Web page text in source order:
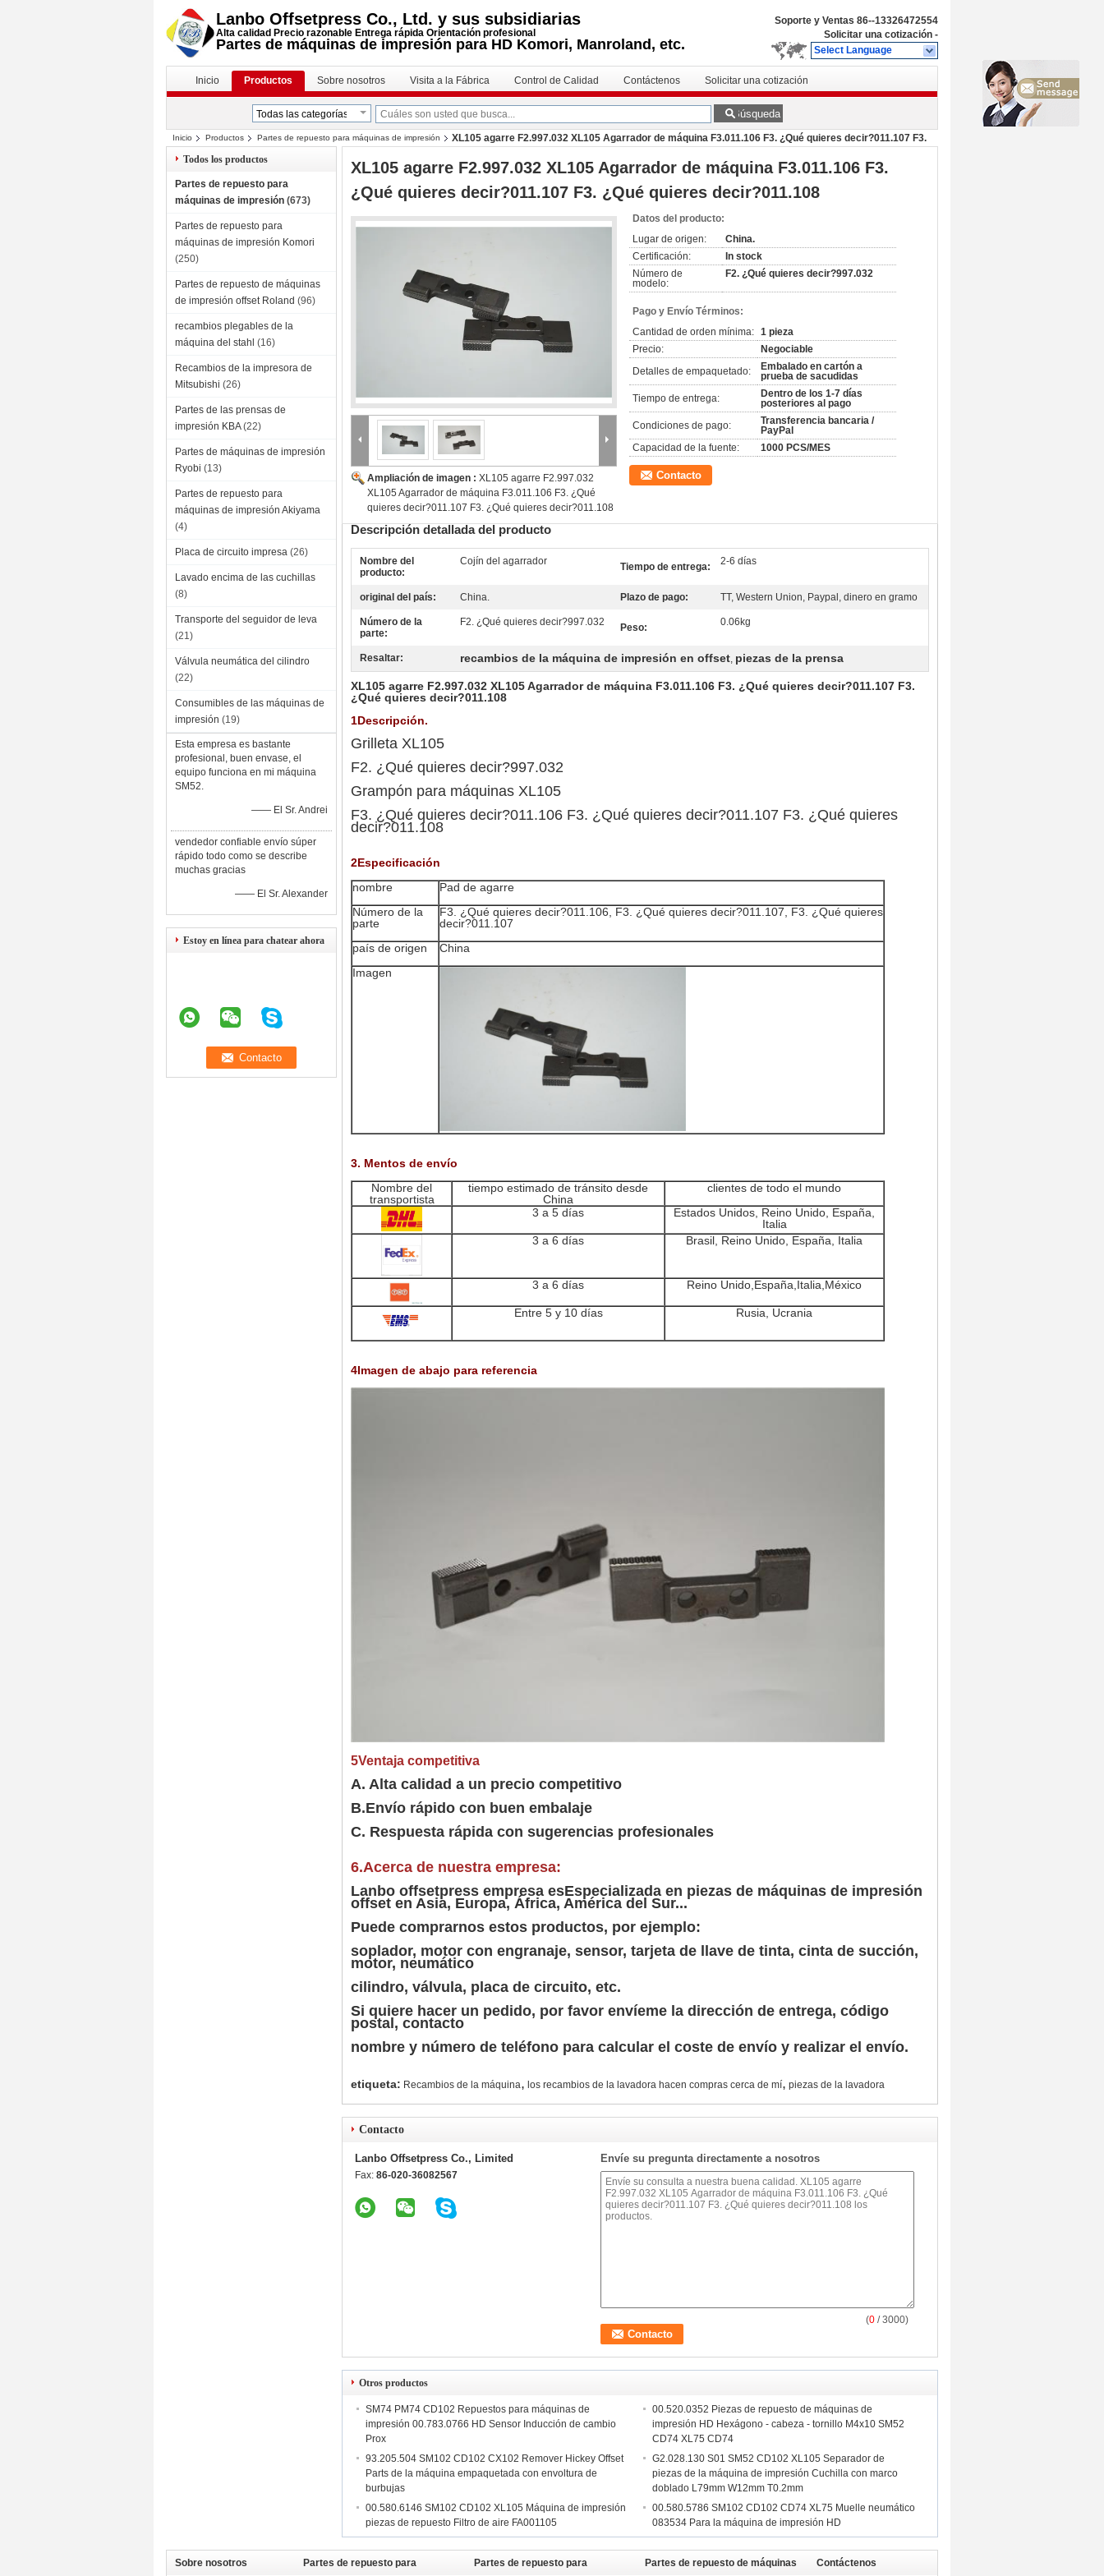
Lanbo Offsetpress Co., Ltd. y sus subsidiarias
Alta calidad Precio razonable Entrega rápida Orientación profesional
Partes de máquinas de impresión para HD Komori, Manroland, etc.
Soporte y Ventas 86--13326472554
Solicitar una cotización -
Select Language
Inicio Productos Sobre nosotros Visita a la Fábrica Control de Calidad Contáctenos Solicitar una cotización
Búsqueda
Inicio Productos Partes de repuesto para máquinas de impresión
XL105 agarre F2.997.032 XL105 Agarrador de máquina F3.011.106 F3. ¿Qué quieres decir?011.107 F3.
¿Qué quieres decir?011.108
Todos los productos
Partes de repuesto para
máquinas de impresión (673)
Partes de repuesto para
máquinas de impresión Komori
(250)
Partes de repuesto de máquinas
de impresión offset Roland (96)
recambios plegables de la
máquina del stahl (16)
Recambios de la impresora de
Mitsubishi (26)
Partes de las prensas de
impresión KBA (22)
Partes de máquinas de impresión
Ryobi (13)
Partes de repuesto para
máquinas de impresión Akiyama
(4)
Placa de circuito impresa (26)
Lavado encima de las cuchillas
(8)
Transporte del seguidor de leva
(21)
Válvula neumática del cilindro
(22)
Consumibles de las máquinas de
impresión (19)
Esta empresa es bastante
profesional, buen envase, el
equipo funciona en mi máquina
SM52.
—— El Sr. Andrei
vendedor confiable envío súper
rápido todo como se describe
muchas gracias
—— El Sr. Alexander
Estoy en línea para chatear ahora
XL105 agarre F2.997.032 XL105 Agarrador de máquina F3.011.106 F3.
¿Qué quieres decir?011.107 F3. ¿Qué quieres decir?011.108
Ampliación de imagen : XL105 agarre F2.997.032
XL105 Agarrador de máquina F3.011.106 F3. ¿Qué
quieres decir?011.107 F3. ¿Qué quieres decir?011.108
Datos del producto:
Lugar de origen:
China.
Certificación:
In stock
Número de
modelo:
F2. ¿Qué quieres decir?997.032
Pago y Envío Términos:
Cantidad de orden mínima: 1 pieza
Precio:
Negociable
Detalles de empaquetado:
Embalado en cartón a
prueba de sacudidas
Tiempo de entrega:
Dentro de los 1-7 días
posteriores al pago
Condiciones de pago:
Transferencia bancaria /
PayPal
Capacidad de la fuente:
1000 PCS/MES
Contacto
Descripción detallada del producto
Nombre del
producto:
Cojín del agarrador Tiempo de entrega: 2-6 días
original del país: China. Plazo de pago: TT, Western Union, Paypal, dinero en gramo
Número de la
parte:
F2. ¿Qué quieres decir?997.032 Peso: 0.06kg
Resaltar: recambios de la máquina de impresión en offset, piezas de la prensa
XL105 agarre F2.997.032 XL105 Agarrador de máquina F3.011.106 F3. ¿Qué quieres decir?011.107 F3.
¿Qué quieres decir?011.108
1Descripción.
Grilleta XL105
F2. ¿Qué quieres decir?997.032
Grampón para máquinas XL105
F3. ¿Qué quieres decir?011.106 F3. ¿Qué quieres decir?011.107 F3. ¿Qué quieres
decir?011.108
2Especificación
nombre
Pad de agarre
Número de la
parte
F3. ¿Qué quieres decir?011.106, F3. ¿Qué quieres decir?011.107, F3. ¿Qué quieres
decir?011.107
país de origen
China
Imagen
3. Mentos de envío
Nombre del
transportista
tiempo estimado de tránsito desde
China
clientes de todo el mundo
3 a 5 días
Estados Unidos, Reino Unido, España,
Italia
3 a 6 días
Brasil, Reino Unido, España, Italia
3 a 6 días Reino Unido,España,Italia,México
Entre 5 y 10 días Rusia, Ucrania
4Imagen de abajo para referencia
5Ventaja competitiva
A. Alta calidad a un precio competitivo
B.Envío rápido con buen embalaje
C. Respuesta rápida con sugerencias profesionales
6.Acerca de nuestra empresa:
Lanbo offsetpress empresa esEspecializada en piezas de máquinas de impresión
offset en Asia, Europa, África, América del Sur...
Puede comprarnos estos productos, por ejemplo:
soplador, motor con engranaje, sensor, tarjeta de llave de tinta, cinta de succión,
motor, neumático
cilindro, válvula, placa de circuito, etc.
Si quiere hacer un pedido, por favor envíeme la dirección de entrega, código
postal, contacto
nombre y número de teléfono para calcular el coste de envío y realizar el envío.
etiqueta: Recambios de la máquina, los recambios de la lavadora hacen compras cerca de mí, piezas de la lavadora
Contacto
Lanbo Offsetpress Co., Limited
Fax: 86-020-36082567
Envíe su pregunta directamente a nosotros
(0 / 3000)
Otros productos
SM74 PM74 CD102 Repuestos para máquinas de
impresión 00.783.0766 HD Sensor Inducción de cambio
Prox
00.520.0352 Piezas de repuesto de máquinas de
impresión HD Hexágono - cabeza - tornillo M4x10 SM52
CD74 XL75 CD74
93.205.504 SM102 CD102 CX102 Remover Hickey Offset
Parts de la máquina empaquetada con envoltura de
burbujas
G2.028.130 S01 SM52 CD102 XL105 Separador de
piezas de la máquina de impresión Cuchilla con marco
doblado L79mm W12mm T0.2mm
00.580.6146 SM102 CD102 XL105 Máquina de impresión
piezas de repuesto Filtro de aire FA001105
00.580.5786 SM102 CD102 CD74 XL75 Muelle neumático
083534 Para la máquina de impresión HD
Sobre nosotros Partes de repuesto para Partes de repuesto para Partes de repuesto de máquinas Contáctenos